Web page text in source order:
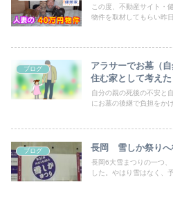
この度、不動産サイト・
物件を取材してもらい昨
ブログ
アラサーでお墓（
住む家として考え
自分の親の死後の不安と
にお墓の後継で負担をか
ブログ 長岡 雪しか祭りへ
長岡6大雪まつりの一つ
した。やはり雪はなく、